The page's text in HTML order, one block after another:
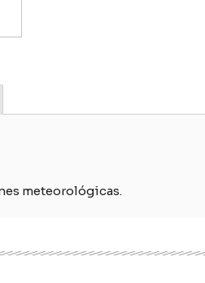
meteorológicas.